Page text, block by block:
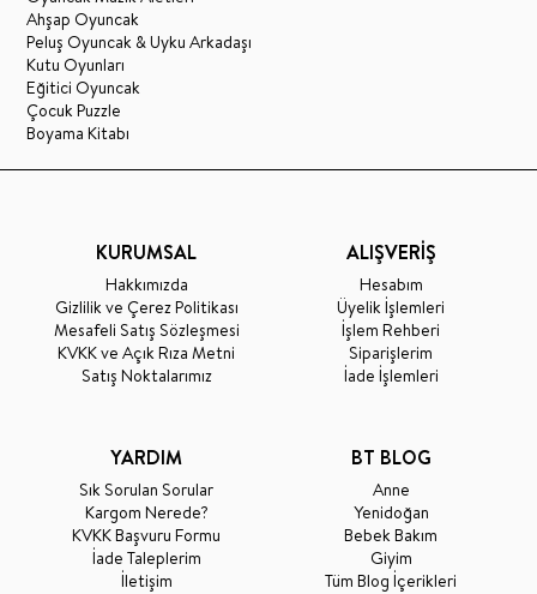
Ahşap Oyuncak
Peluş Oyuncak & Uyku Arkadaşı
Kutu Oyunları
Eğitici Oyuncak
Çocuk Puzzle
Boyama Kitabı
KURUMSAL
Hakkımızda
Gizlilik ve Çerez Politikası
Mesafeli Satış Sözleşmesi
KVKK ve Açık Rıza Metni
Satış Noktalarımız
ALIŞVERİŞ
Hesabım
Üyelik İşlemleri
İşlem Rehberi
Siparişlerim
İade İşlemleri
YARDIM
Sık Sorulan Sorular
Kargom Nerede?
KVKK Başvuru Formu
İade Taleplerim
İletişim
BT BLOG
Anne
Yenidoğan
Bebek Bakım
Giyim
Tüm Blog İçerikleri